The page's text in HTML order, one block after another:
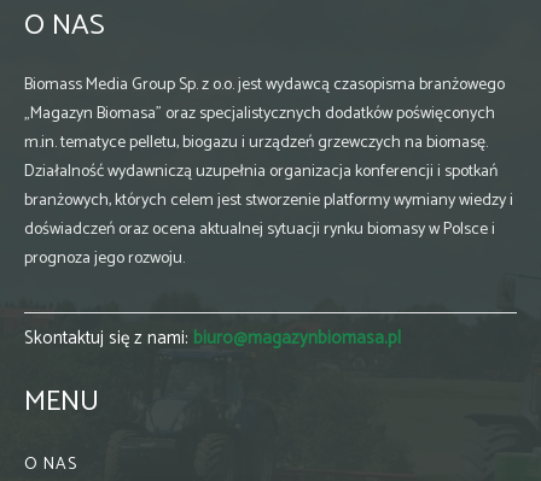
O NAS
Biomass Media Group Sp. z o.o. jest wydawcą czasopisma branżowego
„Magazyn Biomasa” oraz specjalistycznych dodatków poświęconych
m.in. tematyce pelletu, biogazu i urządzeń grzewczych na biomasę.
Działalność wydawniczą uzupełnia organizacja konferencji i spotkań
branżowych, których celem jest stworzenie platformy wymiany wiedzy i
doświadczeń oraz ocena aktualnej sytuacji rynku biomasy w Polsce i
prognoza jego rozwoju.
Skontaktuj się z nami: biuro@magazynbiomasa.pl
MENU
O NAS